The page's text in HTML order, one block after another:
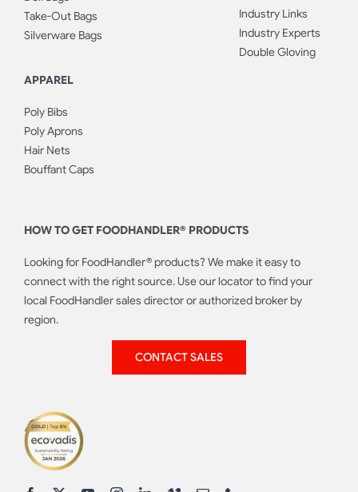
Take-Out Bags
Silverware Bags
APPAREL
Poly Bibs
Poly Aprons
Hair Nets
Bouffant Caps
Industry Links
Industry Experts
Double Gloving
HOW TO GET FOODHANDLER® PRODUCTS
Looking for FoodHandler® products? We make it easy to
connect with the right source. Use our locator to find your
local FoodHandler sales director or authorized broker by
region.
CONTACT SALES